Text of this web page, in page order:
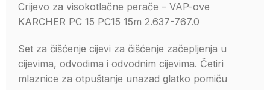
Crijevo za visokotlačne perače – VAP-ove
KARCHER PC 15 PC15 15m 2.637-767.0
Set za čišćenje cijevi za čišćenje začepljenja u
cijevima, odvodima i odvodnim cijevima. Četiri
mlaznice za otpuštanje unazad glatko pomiču